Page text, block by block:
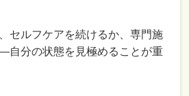
セルフケアを続けるか、専門施
分の状態を見極めることが重